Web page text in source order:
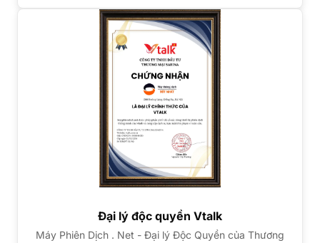
Đại lý độc quyền Vtalk
Máy Phiên Dịch . Net - Đại lý Độc Quyền của Thương